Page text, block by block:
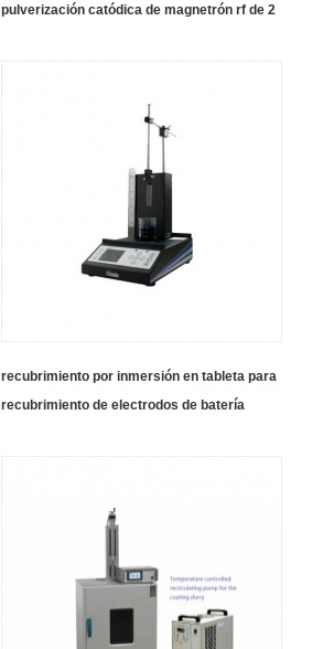
pulverización catódica de magnetrón rf de 2
recubrimiento por inmersión en tableta para
recubrimiento de electrodos de batería